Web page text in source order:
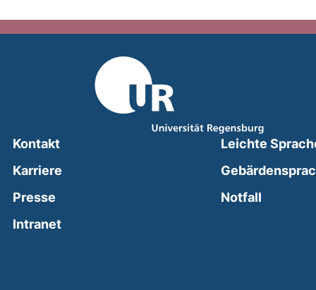
Kontakt
Karriere
Presse
Intranet(external link, opens in a new window)
Leichte
Notfall